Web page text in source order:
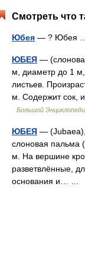
Смотреть что
Юбея — ? Юбея
ЮБЕЯ —
м, диаметр до 1
листьев.
м. Содержит сок,
Большой
ЮБЕЯ —
слоновая пальма
м. На вершине
разветвлённые,
основания и… …